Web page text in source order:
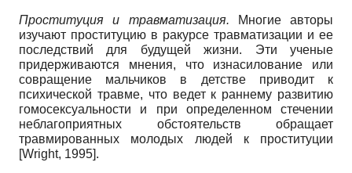
Проституция и травматизация. Многие авторы
изучают проституцию в ракурсе травматизации и ее
последствий для будущей жизни. Эти ученые
придерживаются мнения, что изнасилование или
совращение мальчиков в детстве приводит к
психической травме, что ведет к раннему развитию
гомосексуальности и при определенном стечении
неблагоприятных обстоятельств обращает
травмированных молодых людей к проституции
[Wright, 1995].